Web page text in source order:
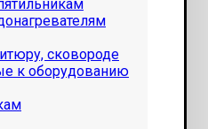
сковороде
к оборудованию